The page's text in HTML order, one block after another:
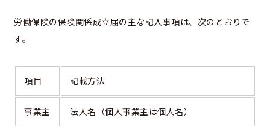
労働保険の保険関係成立届の主な記入事項は、次のとおりで
す。
項目 記載方法
事業主 法人名（個人事業主は個人名）